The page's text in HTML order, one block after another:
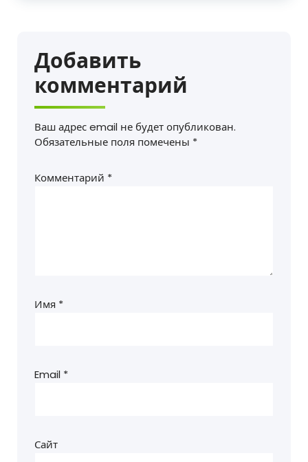
Добавить
комментарий
Ваш адрес email не будет опубликован.
Обязательные поля помечены *
Комментарий *
Имя *
Email *
Сайт